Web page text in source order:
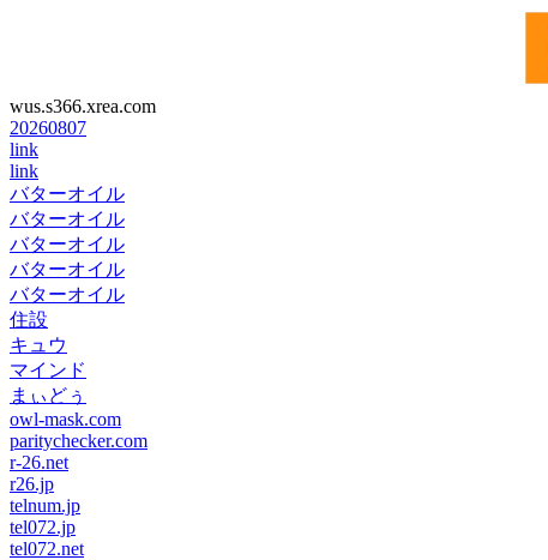
wus.s366.xrea.com
20260807
link
link
バターオイル
バターオイル
バターオイル
バターオイル
バターオイル
住設
キュウ
マインド
まぃどぅ
owl-mask.com
paritychecker.com
r-26.net
r26.jp
telnum.jp
tel072.jp
tel072.net